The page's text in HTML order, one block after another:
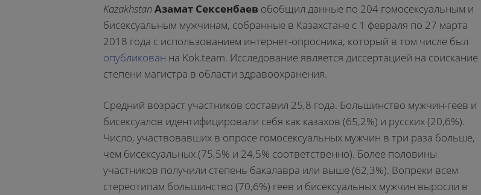
KazakhstanАзамат Сексенбаев обобщил данные по 204 гомосексуальным и
бисексуальным мужчинам, собранные в Казахстане с 1 февраля по 27 марта
2018 года с использованием интернет-опросника, который в том числе был
опубликован на Kok.team. Исследование является диссертацией на соискание
степени магистра в области здравоохранения.
Средний возраст участников составил 25,8 года. Большинство мужчин-геев и
бисексуалов идентифицировали себя как казахов (65,2%) и русских (20,6%).
Число, участвовавших в опросе гомосексуальных мужчин в три раза больше,
чем бисексуальных (75,5% и 24,5% соответственно). Более половины
участников получили степень бакалавра или выше (62,3%). Вопреки всем
стереотипам большинство (70,6%) геев и бисексуальных мужчин выросли в